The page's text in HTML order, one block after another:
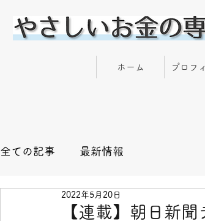
やさしいお金の専門家 横川 楓
ホーム プロフ
全ての記事 最新情報
【連載】朝日新
2022年5月20日